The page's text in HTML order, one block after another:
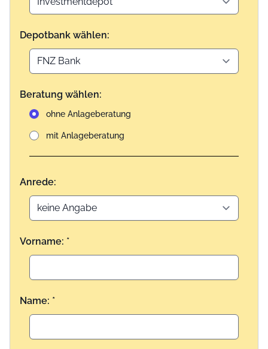
Depotbank wählen:
Beratung wählen:
ohne Anlageberatung
mit Anlageberatung
Anrede:
Vorname: *
Name: *